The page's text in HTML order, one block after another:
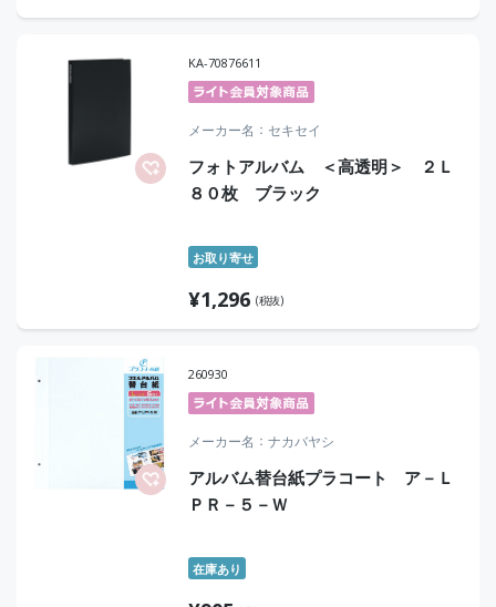
KA-70876611
メーカー名 セキセイ
フォトアルバム ＜高透明＞ ２Ｌ
８０枚 ブラック
お取り寄せ
¥1,296 (税抜)
260930
メーカー名 ナカバヤシ
アルバム替台紙プラコート ア－Ｌ
ＰＲ－５－Ｗ
在庫あり